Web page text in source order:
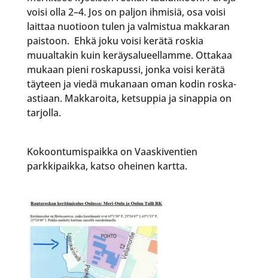
voisi olla 2–4. Jos on paljon ihmisiä, osa voisi
laittaa nuotioon tulen ja valmistua makkaran
pais­toon. Ehkä joku voisi kerätä roskia
muualtakin kuin keräysalueellamme. Ottakaa
mukaan pieni roskapussi, jonka voisi kerätä
täyteen ja viedä mukanaan oman kodin roska-
astiaan. Makkaroita, ketsuppia ja sinappia on
tarjolla.
Kokoontumispaikka on Vaaskiventien
parkkipaikka, katso oheinen kartta.